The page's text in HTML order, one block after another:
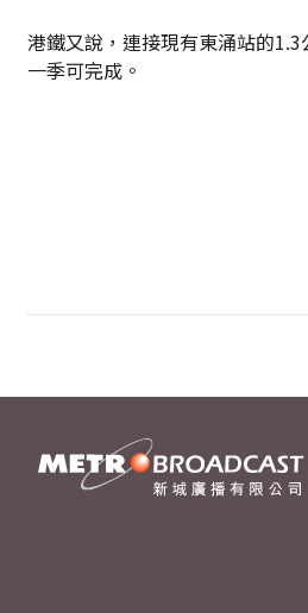
港鐵又說，連接現有東涌站的
一季可完成。